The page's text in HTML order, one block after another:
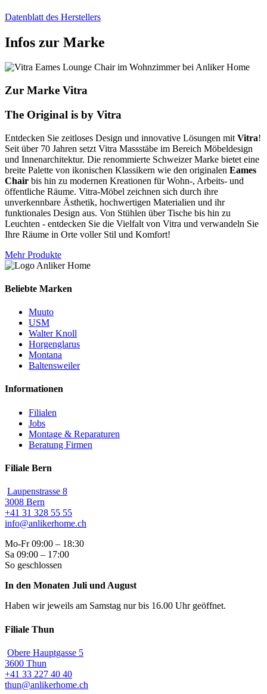
Datenblatt des Herstellers
Infos zur Marke
Zur Marke Vitra
The Original is by Vitra
Entdecken Sie zeitloses Design und innovative Lösungen mit Vitra!
Seit über 70 Jahren setzt Vitra Massstäbe im Bereich Möbeldesign
und Innenarchitektur. Die renommierte Schweizer Marke bietet eine
breite Palette von ikonischen Klassikern wie den originalen Eames
Chair bis hin zu modernen Kreationen für Wohn-, Arbeits- und
öffentliche Räume. Vitra-Möbel zeichnen sich durch ihre
unverkennbare Ästhetik, hochwertigen Materialien und ihr
funktionales Design aus. Von Stühlen über Tische bis hin zu
Leuchten - entdecken Sie die Vielfalt von Vitra und verwandeln Sie
Ihre Räume in Orte voller Stil und Komfort!
Mehr Produkte
Beliebte Marken
Muuto
USM
Walter Knoll
Horgenglarus
Montana
Baltensweiler
Informationen
Filialen
Jobs
Montage & Reparaturen
Beratung Firmen
Filiale Bern
Laupenstrasse 8
3008 Bern
+41 31 328 55 55
info@anlikerhome.ch
Mo-Fr 09:00 – 18:30
Sa 09:00 – 17:00
So geschlossen
In den Monaten Juli und August
Haben wir jeweils am Samstag nur bis 16.00 Uhr geöffnet.
Filiale Thun
Obere Hauptgasse 5
3600 Thun
+41 33 227 40 40
thun@anlikerhome.ch